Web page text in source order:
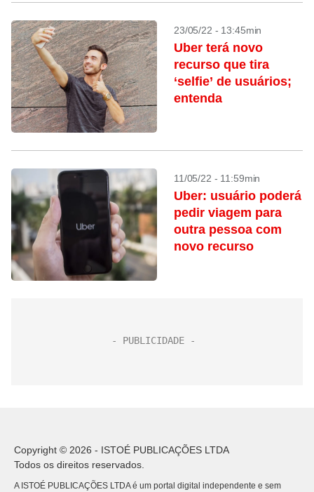
23/05/22 - 13:45min
Uber terá novo
recurso que tira
‘selfie’ de usuários;
entenda
11/05/22 - 11:59min
Uber: usuário poderá
pedir viagem para
outra pessoa com
novo recurso
Copyright © 2026 - ISTOÉ PUBLICAÇÕES LTDA
Todos os direitos reservados.
A ISTOÉ PUBLICAÇÕES LTDA é um portal digital independente e sem